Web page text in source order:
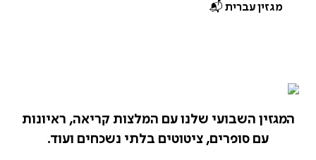
מגזין עברית 📬
המגזיןהשבועי שלנועם המלצות קריאה,ראיונות
סופרים,ציטוטים בלתינשכחים ועוד.